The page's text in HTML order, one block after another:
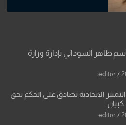
طاهر السوداني بإدارة وزارة
editor
الاتحادية تصادق على الحكم بحق
كبيان
editor